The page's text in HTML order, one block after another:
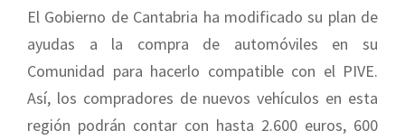
El Gobierno de Cantabria ha modificado su plan de
ayudas a la compra de automóviles en su
Comunidad para hacerlo compatible con el PIVE.
Así, los compradores de nuevos vehículos en esta
región podrán contar con hasta 2.600 euros, 600